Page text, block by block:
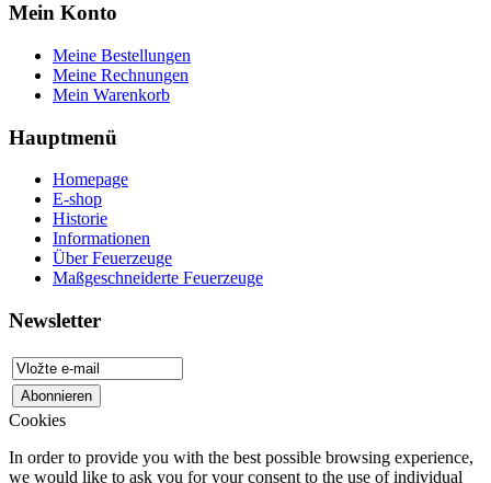
Mein Konto
Meine Bestellungen
Meine Rechnungen
Mein Warenkorb
Hauptmenü
Homepage
E-shop
Historie
Informationen
Über Feuerzeuge
Maßgeschneiderte Feuerzeuge
Newsletter
Cookies
In order to provide you with the best possible browsing experience,
we would like to ask you for your consent to the use of individual